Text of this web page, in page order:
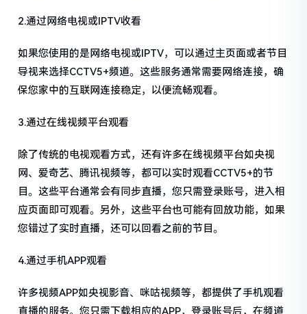
2.通过网络电视或IPTV收看
如果您使用的是网络电视或IPTV，可以通过主页面或者节目
导视来选择CCTV5+频道。这些服务通常需要网络连接，确
保您家中的互联网连接稳定，以便流畅观看。
3.通过在线视频平台观看
除了传统的电视观看方式，还有许多在线视频平台如央视
网、爱奇艺、腾讯视频等，都可以实时观看CCTV5+的节
目。这些平台通常会有同步直播，您只需登录账号，进入相
应页面即可观看。另外，这些平台也可能有回放功能，如果
您错过了实时直播，还可以回看之前的节目。
4.通过手机APP观看
许多视频APP如央视影音、咪咕视频等，都提供了手机观看